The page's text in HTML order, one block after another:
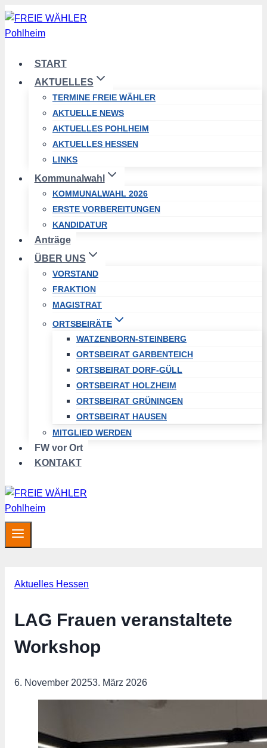
Zum
START
AKTUELLES
TERMINE FREIE WÄHLER
AKTUELLE NEWS
AKTUELLES POHLHEIM
AKTUELLES HESSEN
LINKS
Kommunalwahl
KOMMUNALWAHL 2026
ERSTE VORBEREITUNGEN
KANDIDATUR
Anträge
ÜBER UNS
VORSTAND
FRAKTION
MAGISTRAT
ORTSBEIRÄTE
WATZENBORN-STEINBERG
ORTSBEIRAT GARBENTEICH
ORTSBEIRAT DORF-GÜLL
ORTSBEIRAT HOLZHEIM
ORTSBEIRAT GRÜNINGEN
ORTSBEIRAT HAUSEN
MITGLIED WERDEN
FW vor Ort
KONTAKT
Aktuelles Hessen
LAG Frauen veranstaltete
Workshop
6. November 20253. März 2026